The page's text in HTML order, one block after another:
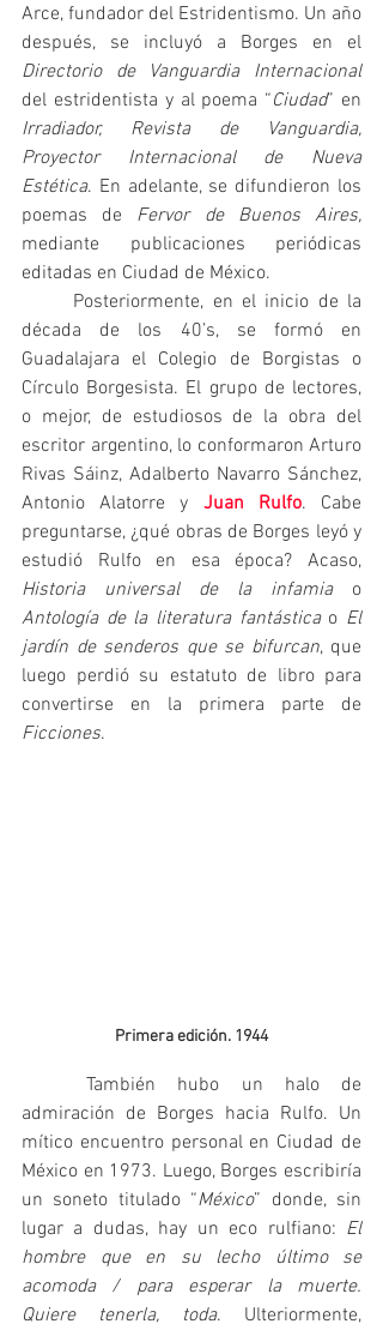
Arce, fundador del Estridentismo. Un año
Directorio de Vanguardia Internacional
del estridentista y al poema “Ciudad
Irradiador, Revista de Vanguardia,
Proyector Internacional de Nueva
Estética. En adelante, se difundieron los
poemas de Fervor de Buenos Aires,
mediante publicaciones periódicas
editadas en Ciudad de México.
década de los 40’s, se formó en
Guadalajara el Colegio de Borgistas o
Círculo Borgesista. El grupo de lectores,
o mejor, de estudiosos de la obra del
escritor argentino, lo conformaron Arturo
Rivas Sáinz, Adalberto Navarro Sánchez,
Antonio Alatorre y Juan Rulfo. Cabe
preguntarse, ¿qué obras de Borges leyó y
Historia universal de la infamia
Antología de la literatura fantástica o El
jardín de senderos que se bifurcan, que
luego perdió su estatuto de libro para
Ficciones.
Primera edición. 1944
	También hubo un halo de
admiración de Borges hacia Rulfo. Un
mítico encuentro personal en Ciudad de
México en 1973. Luego, Borges escribiría
un soneto titulado “México” donde, sin
lugar a dudas, hay un eco rulfiano: El
hombre que en su lecho último se
acomoda / para esperar la muerte.
Quiere tenerla, toda. Ulteriormente,